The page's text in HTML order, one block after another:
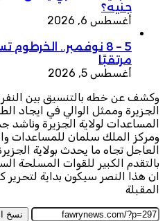
جنيه؟
أغسطس 6, 2026
5 – 8 نوفمبر..
مرتقبًا
أغسطس 5, 2026
وكشف عن خطه بالتنسيق بين
الجزيرة وممثل الوالي في ايجاد
المساعدات لولاية الجزيرة
ومركز الملك سلمان للمساعدات
العاجل تجاه ما يحدث بولاية
بالتقدم الكبير للقوات المسلحة
ان هذا النصر سيكون بداية
المقبلة
نسخ